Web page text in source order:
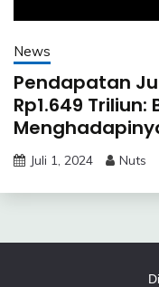
News
Pendapatan
Rp1.649
Juli 1, 2024 Nuts